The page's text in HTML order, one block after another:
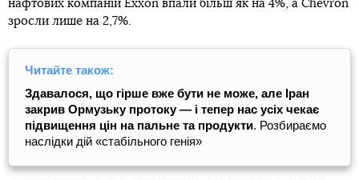
нафтових компаній Exxon впали більш як на 4%, а Chevron
зросли лише на 2,7%.
Читайте також:
Здавалося, що гірше вже бути не може, але Іран
закрив Ормузьку протоку — і тепер нас усіх чекає
підвищення цін на пальне та продукти. Розбираємо
наслідки дій «стабільного генія»